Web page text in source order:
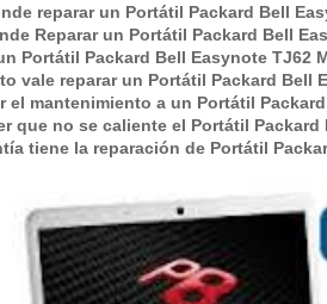
reparar un Portátil Packard Bell
Reparar un Portátil Packard Bell
Portátil Packard Bell Easynote TJ62
vale reparar un Portátil Packard Bell
el mantenimiento a un Portátil
que no se caliente el Portátil Packard
tiene la reparación de Portátil